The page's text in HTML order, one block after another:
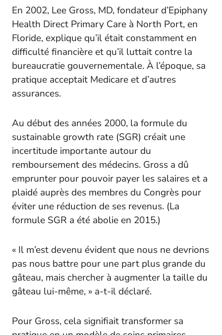
En 2002, Lee Gross, MD, fondateur d’Epiphany
Health Direct Primary Care à North Port, en
Floride, explique qu’il était constamment en
difficulté financière et qu’il luttait contre la
bureaucratie gouvernementale. À l’époque, sa
pratique acceptait Medicare et d’autres
assurances.
Au début des années 2000, la formule du
sustainable growth rate (SGR) créait une
incertitude importante autour du
remboursement des médecins. Gross a dû
emprunter pour pouvoir payer les salaires et a
plaidé auprès des membres du Congrès pour
éviter une réduction de ses revenus. (La
formule SGR a été abolie en 2015.)
« Il m’est devenu évident que nous ne devrions
pas nous battre pour une part plus grande du
gâteau, mais chercher à augmenter la taille du
gâteau lui-même, » a-t-il déclaré.
Pour Gross, cela signifiait transformer sa